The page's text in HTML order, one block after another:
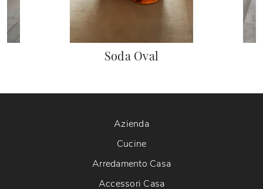
Soda Oval
Azienda
Cucine
Arredamento Casa
Accessori Casa